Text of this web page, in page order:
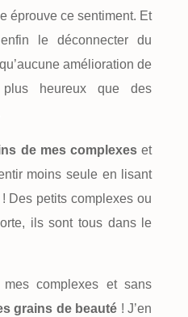
éprouve ce sentiment. Et
le déconnecter du
amélioration de
plus heureux que des
de mes complexes et
moins seule en lisant
Des petits complexes ou
ils sont tous dans le
complexes et sans
grains de beauté ! J’en